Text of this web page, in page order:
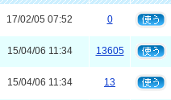
17/02/05 07:52 0
15/04/06 11:34 13605
15/04/06 11:34 13